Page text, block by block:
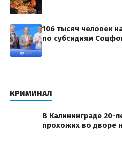
106 тысяч человек
по субсидиям
КРИМИНАЛ
В Калининграде 20-
прохожих во дворе